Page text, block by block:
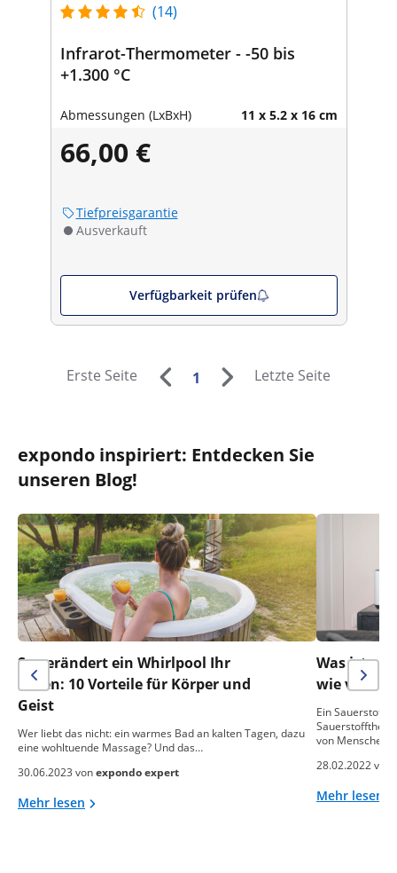
(14)
Infrarot-Thermometer - -50 bis
+1.300 °C
Abmessungen (LxBxH) 11 x 5.2 x 16 cm
66,00 €
Tiefpreisgarantie
Ausverkauft
Verfügbarkeit prüfen
Erste Seite 1 Letzte Seite
expondo inspiriert: Entdecken Sie
unseren Blog!
So verändert ein Whirlpool Ihr
Leben: 10 Vorteile für Körper und
Geist
Wer liebt das nicht: ein warmes Bad an kalten Tagen, dazu
eine wohltuende Massage? Und das…
30.06.2023 vonexpondo expert
Mehr lesen
Was ist
wie
Ein
von Menschen…
28.02.2022 von
Mehr lesen